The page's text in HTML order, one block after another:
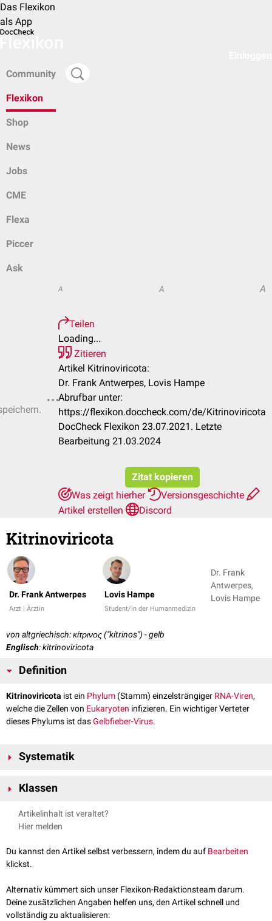
Das Flexikon
als App
Community
Flexikon
Shop
News
Jobs
CME
Flexa
Piccer
Ask
A A A
Teilen
Loading...
Zitieren
Artikel Kitrinoviricota:
Dr. Frank Antwerpes, Lovis Hampe
Abrufbar unter:
https://flexikon.doccheck.com/de/Kitrinoviricota
DocCheck Flexikon 23.07.2021. Letzte
Bearbeitung 21.03.2024
Zitat kopieren
Was zeigt hierher
Versionsgeschichte
Artikel erstellen
Discord
Kitrinoviricota
Dr. Frank Antwerpes
Arzt | Ärztin
Lovis Hampe
Student/in der Humanmedizin
Dr. Frank
Antwerpes,
Lovis Hampe
von altgriechisch: κίτρινος ("kítrinos") - gelb
Englisch: kitrinoviricota
Definition
Kitrinoviricota ist ein Phylum (Stamm) einzelsträngiger RNA-Viren,
welche die Zellen von Eukaryoten infizieren. Ein wichtiger Verteter
dieses Phylums ist dasGelbfieber-Virus.
Systematik
Realm:Riboviria
Phylum: Kitrinoviricota
Klassen
Das Phylium Kitrinoviricota umfasst 4 Klassen:
Alsuviricetes
Magsaviricetes
Tolucaviricetes
Artikelinhalt ist veraltet?
Hier melden
Du kannst den Artikel selbst verbessern, indem du auf Bearbeiten
klickst.
Alternativ kümmert sich unser Flexikon-Redaktionsteam darum.
Deine zusätzlichen Angaben helfen uns, den Artikel schnell und
vollständig zu aktualisieren: